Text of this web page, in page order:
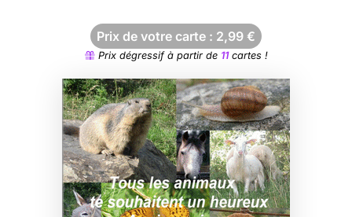
Prix de votre carte : 2,99 €
Prix dégressif à partir de 11cartes !